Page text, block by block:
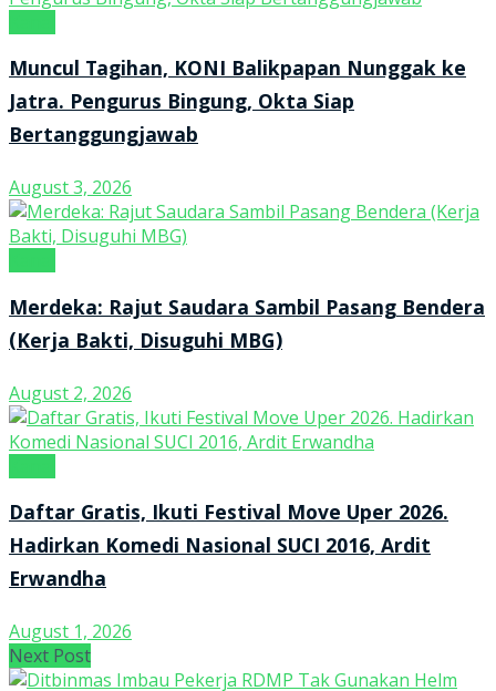
Muncul Tagihan, KONI Balikpapan Nunggak ke
Jatra. Pengurus Bingung, Okta Siap
Bertanggungjawab
August 3, 2026
Merdeka: Rajut Saudara Sambil Pasang Bendera
(Kerja Bakti, Disuguhi MBG)
August 2, 2026
Daftar Gratis, Ikuti Festival Move Uper 2026.
Hadirkan Komedi Nasional SUCI 2016, Ardit
Erwandha
August 1, 2026
Next Post